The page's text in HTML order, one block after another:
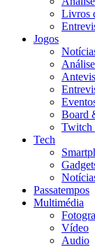
Livros
Jogos
Board
Twitch
Tech
Passatempos
Multimédia
Vídeo
Audio